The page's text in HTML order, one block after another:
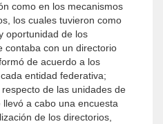
como en los mecanismos
los cuales tuvieron como
oportunidad de los
contaba con un directorio
de acuerdo a los
entidad federativa;
de las unidades de
a cabo una encuesta
de los directorios,